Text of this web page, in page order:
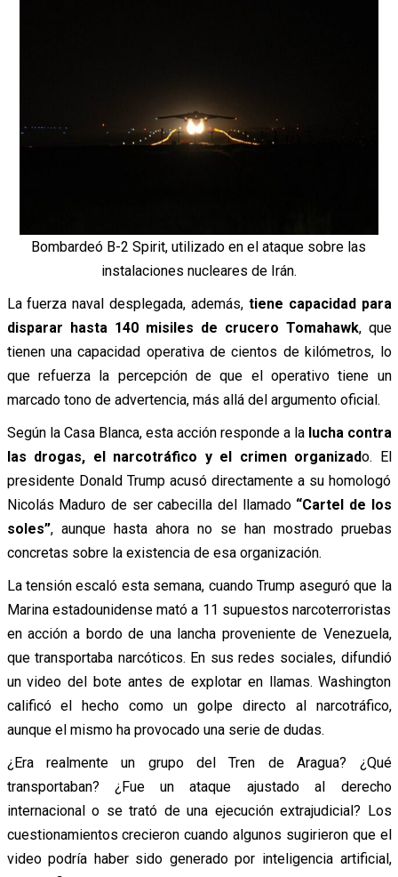
Bombardeó B-2 Spirit, utilizado en el ataque sobre las
instalaciones nucleares de Irán.
La fuerza naval desplegada, además, tiene capacidad para
disparar hasta 140 misiles de crucero Tomahawk, que
tienen una capacidad operativa de cientos de kilómetros, lo
que refuerza la percepción de que el operativo tiene un
marcado tono de advertencia, más allá del argumento oficial.
Según la Casa Blanca, esta acción responde a la lucha contra
las drogas, el narcotráfico y el crimen organizado. El
presidente Donald Trump acusó directamente a su homologó
Nicolás Maduro de ser cabecilla del llamado “Cartel de los
soles”, aunque hasta ahora no se han mostrado pruebas
concretas sobre la existencia de esa organización.
La tensión escaló esta semana, cuando Trump aseguró que la
Marina estadounidense mató a 11 supuestos narcoterroristas
en acción a bordo de una lancha proveniente de Venezuela,
que transportaba narcóticos. En sus redes sociales, difundió
un video del bote antes de explotar en llamas. Washington
calificó el hecho como un golpe directo al narcotráfico,
aunque el mismo ha provocado una serie de dudas.
¿Era realmente un grupo del Tren de Aragua? ¿Qué
transportaban? ¿Fue un ataque ajustado al derecho
internacional o se trató de una ejecución extrajudicial? Los
cuestionamientos crecieron cuando algunos sugirieron que el
video podría haber sido generado por inteligencia artificial,